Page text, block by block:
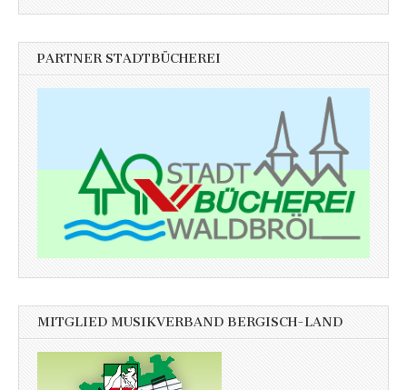
PARTNER STADTBÜCHEREI
MITGLIED MUSIKVERBAND BERGISCH-LAND